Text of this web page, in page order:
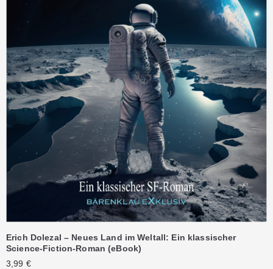
Erich Dolezal – Neues Land im Weltall: Ein klassischer
Science-Fiction-Roman (eBook)
3,99 €